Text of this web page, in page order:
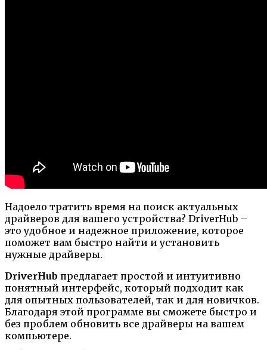
Надоело тратить время на поиск актуальных
драйверов для вашего устройства? DriverHub –
это удобное и надежное приложение, которое
поможет вам быстро найти и установить
нужные драйверы.
DriverHub предлагает простой и интуитивно
понятный интерфейс, который подходит как
для опытных пользователей, так и для новичков.
Благодаря этой программе вы сможете быстро и
без проблем обновить все драйверы на вашем
компьютере.